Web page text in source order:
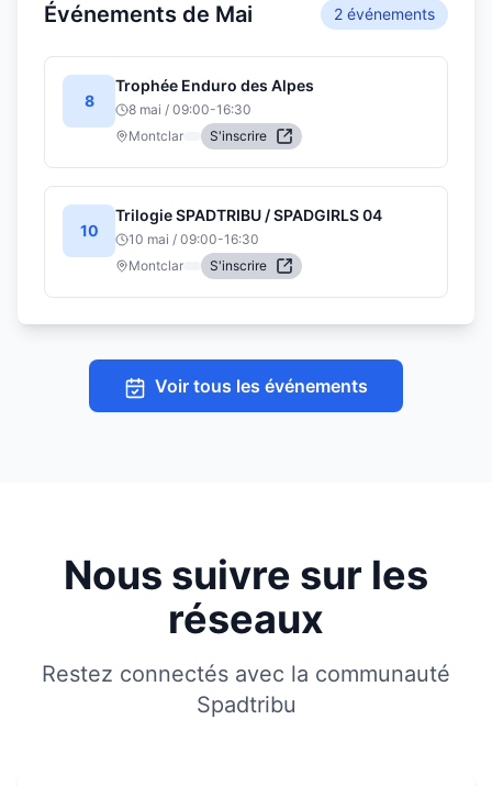
Événements de Mai 2 événements
8
Trophée Enduro des Alpes
8 mai / 09:00-16:30
Montclar
S'inscrire
10
Trilogie SPADTRIBU / SPADGIRLS 04
10 mai / 09:00-16:30
Montclar
S'inscrire
Voir tous les événements
Nous suivre sur les
réseaux
Restez connectés avec la communauté
Spadtribu